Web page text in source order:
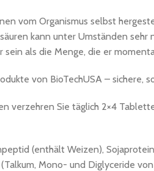
vom Organismus selbst
kann unter Umständen
als die Menge, die er
von BioTechUSA – sichere,
verzehren Sie täglich 2×4
(enthält Weizen),
Mono- und Diglyceride